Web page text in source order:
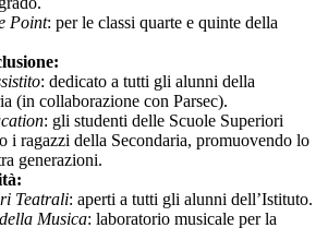
Point: per le classi quarte e quinte della
: dedicato a tutti gli alunni della
(in collaborazione con Parsec).
: gli studenti delle Scuole Superiori
i ragazzi della Secondaria, promuovendo lo
generazioni.
Teatrali: aperti a tutti gli alunni dell’Istituto.
Musica: laboratorio musicale per la